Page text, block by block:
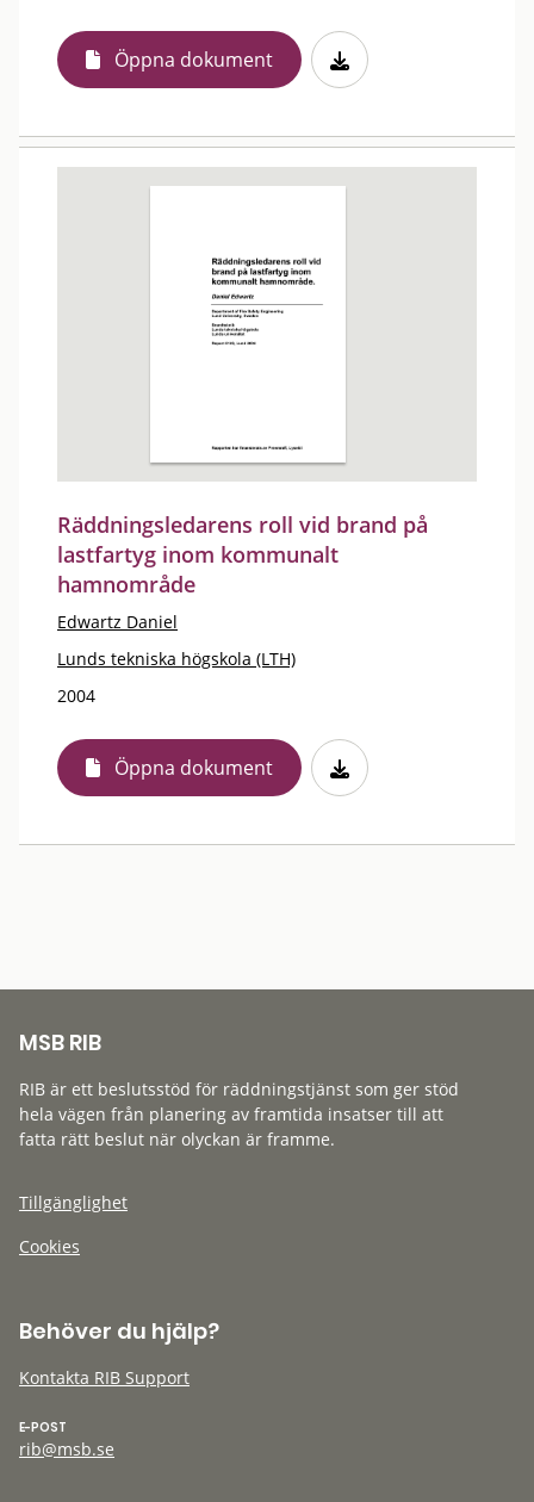
Öppna dokument
Räddningsledarens roll vid brand på
lastfartyg inom kommunalt
hamnområde
Edwartz Daniel
Lunds tekniska högskola (LTH)
2004
Öppna dokument
MSB RIB
RIB är ett beslutsstöd för räddningstjänst som ger stöd
hela vägen från planering av framtida insatser till att
fatta rätt beslut när olyckan är framme.
Tillgänglighet
Cookies
Behöver du hjälp?
Kontakta RIB Support
E-POST
rib@msb.se